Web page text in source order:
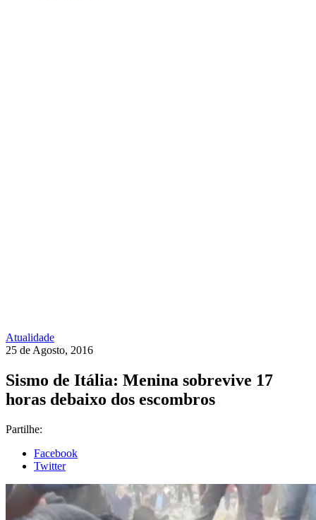
Atualidade
25 de Agosto, 2016
Sismo de Itália: Menina sobrevive 17
horas debaixo dos escombros
Partilhe:
Facebook
Twitter